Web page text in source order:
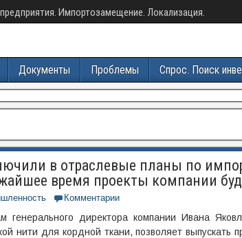
Импортозамещение. Локализация.
Документы Проблемы Спрос. Поиск
в отраслевые планы по
время проекты компании
Комментарии
генерального директора компании Ивана
нити для кордной ткани, позволяет